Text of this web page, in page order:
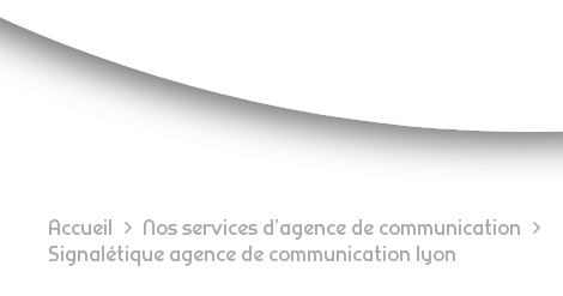
Accueil
Nos services d’agence de communication
Signalétique agence de communication lyon